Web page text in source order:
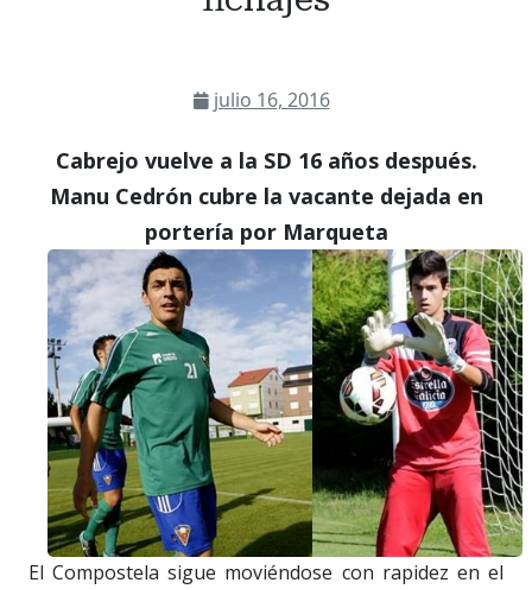
julio 16, 2016
Cabrejo vuelve a la SD 16 años después.
Manu Cedrón cubre la vacante dejada en
portería por Marqueta
El Compostela sigue moviéndose con rapidez en el